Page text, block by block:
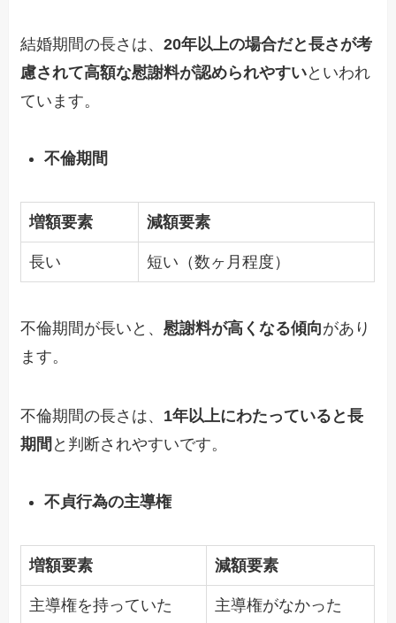
結婚期間の長さは、20年以上の場合だと長さが考
慮されて高額な慰謝料が認められやすいといわれ
ています。
不倫期間
増額要素 減額要素
長い 短い（数ヶ月程度）
不倫期間が長いと、慰謝料が高くなる傾向があり
ます。
不倫期間の長さは、 1年以上にわたっていると長
期間 と判断されやすいです。
不貞行為の主導権
増額要素 減額要素
主導権を持っていた 主導権がなかった